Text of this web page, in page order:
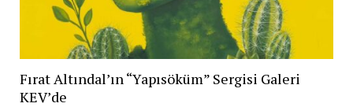
Fırat Altındal’ın “Yapısöküm” Sergisi Galeri
KEV’de